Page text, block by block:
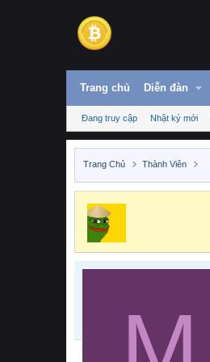
Trang chủ Diễn đàn
Đang truy cập Nhật ký mới
Trang Chủ Thành Viên